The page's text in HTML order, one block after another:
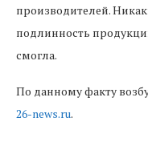
производителей.
подлинность
смогла.
По данному факту
26-news.ru.